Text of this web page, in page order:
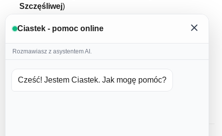
Szczęśliwej)
masłopodobnych)
jajka (nie używamy jajek w proszku)
cukier puder
domowa przyprawa korzenna
cynamon
Ciastek - pomoc online
Rozmawiasz z asystentem AI.
Cześć! Jestem Ciastek. Jak mogę pomóc?